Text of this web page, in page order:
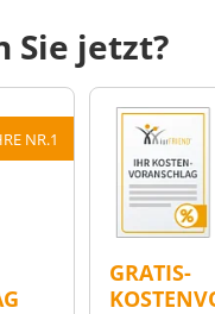
Sie jetzt?
NR.1
GRATIS-